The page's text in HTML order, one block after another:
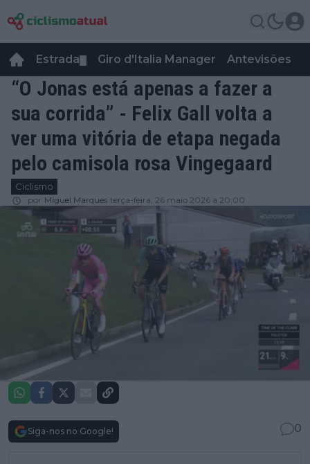
Estrada Giro d'Italia Manager Antevisões
“O Jonas está apenas a fazer a
sua corrida” - Felix Gall volta a
ver uma vitória de etapa negada
pelo camisola rosa Vingegaard
Ciclismo
por Miguel Marques terça-feira, 26 maio 2026 a 20:00
Siga-nos no Google! 0